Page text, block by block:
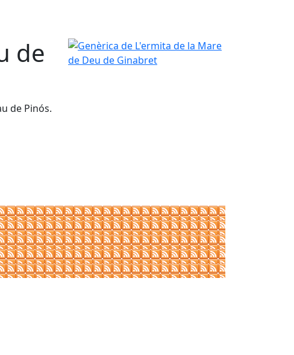
de
de Pinós.
Genèrica de L'ermita de la Mare de Deu de